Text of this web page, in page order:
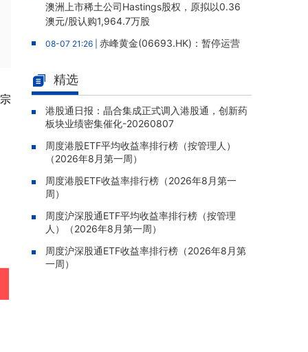
澳洲上市稀土公司Hastings股权，原拟以0.36
澳元/股认购1,964.7万股
08-07 21:26 | 赤峰黄金(06693.HK)：暂停运营
人民币5,406万元
08-07 20:07 |灵宝黄金(03330.HK)：新疆哈巴
河勘查取得重大进展，保有金金属量由13.20吨
跃升至53.94吨
08-07 20:04 |迅策(03317.HK)：与天合算力订
立战略合作备忘，共探能源垂类大模型与Toke
n工厂商业化
08-07 20:02 |
中国泛半导体IMSS市场排名第三
08-07 19:47 | 浙能迈领绿航二次递表港交所，为
全球领先的绿色航运设备和系统提供商
08-07 19:09 |
精选
港股通日报：晶合集成正式调入港股通，创新药
板块业绩密集催化-20260807
周度港股ETF平均收益率排行榜（按管理人）
（2026年8月第一周）
周度港股ETF收益率排行榜（2026年8月第一
周）
周度沪深股通ETF平均收益率排行榜（按管理
人）（2026年8月第一周）
周度沪深股通ETF收益率排行榜（2026年8月第
一周）